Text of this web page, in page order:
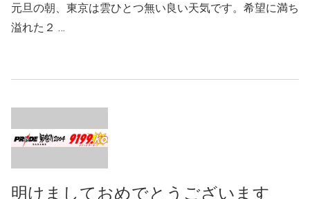
元旦の朝、東京は雲ひとつ無い良い天気です。希望に満ち
溢れた２ …
明けましておめでとうございます